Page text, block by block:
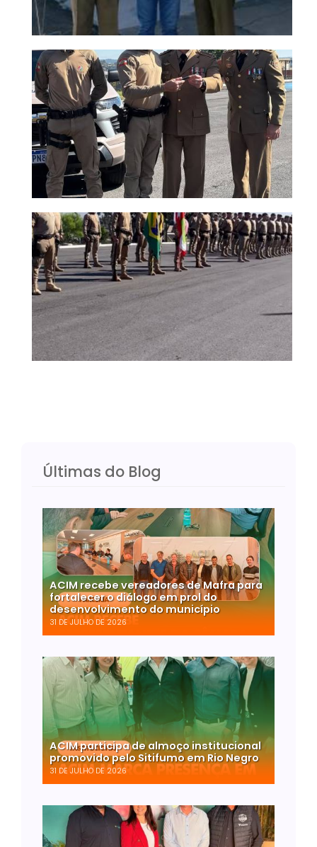
Últimas do Blog
ACIM recebe vereadores de Mafra para
fortalecer o diálogo em prol do
desenvolvimento do município
31 DE JULHO DE 2026
ACIM participa de almoço institucional
promovido pelo Sitifumo em Rio Negro
31 DE JULHO DE 2026